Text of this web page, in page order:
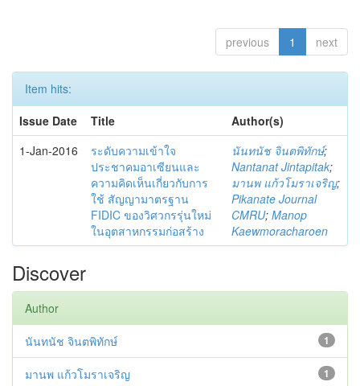
previous 1 next
Item hits:
Issue Date
Title
Author(s)
1-Jan-2016
ระดับความเข้าใจ
ประชาคมอาเซียนและ
ความคิดเห็นเกี่ยวกับการ
ใช้ สัญญามาตรฐาน
FIDIC ของวิศวกรรุ่นใหม่
ในอุตสาหกรรมก่อสร้าง
นันทนัช จินตพิทักษ์;
Nantanat Jintapitak;
มานพ แก้วโมราเจริญ;
Pikanate Journal
CMRU; Manop
Kaewmoracharoen
Discover
Author
1
นันทนัช จินตพิทักษ์
1
มานพ แก้วโมราเจริญ